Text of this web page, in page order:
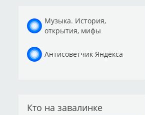
Музыка. История,
открытия, мифы
Антисоветчик Яндекса
Кто на завалинке